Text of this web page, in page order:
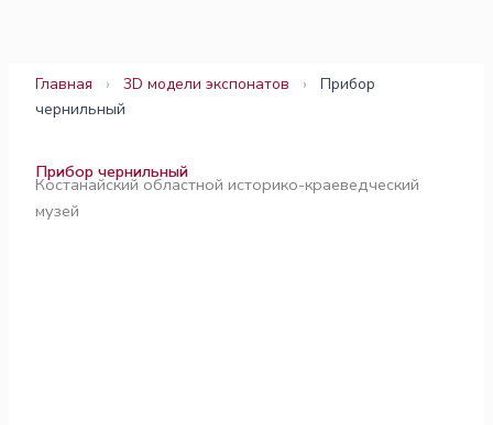
Главная › 3D модели экспонатов ›
Прибор
чернильный
Прибор чернильный
Костанайский областной историко-краеведческий
музей